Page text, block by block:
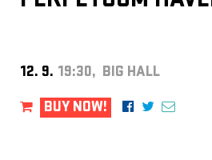
12. 9. 19:30, BIG HALL
BUY NOW!